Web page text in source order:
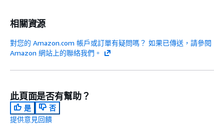
相關資源
對您的 Amazon.com 帳戶或訂單有疑問嗎？ 如果已傳送，請參閱
Amazon 網站上的聯絡我們。
此頁面是否有幫助？
是
否
提供意見回饋